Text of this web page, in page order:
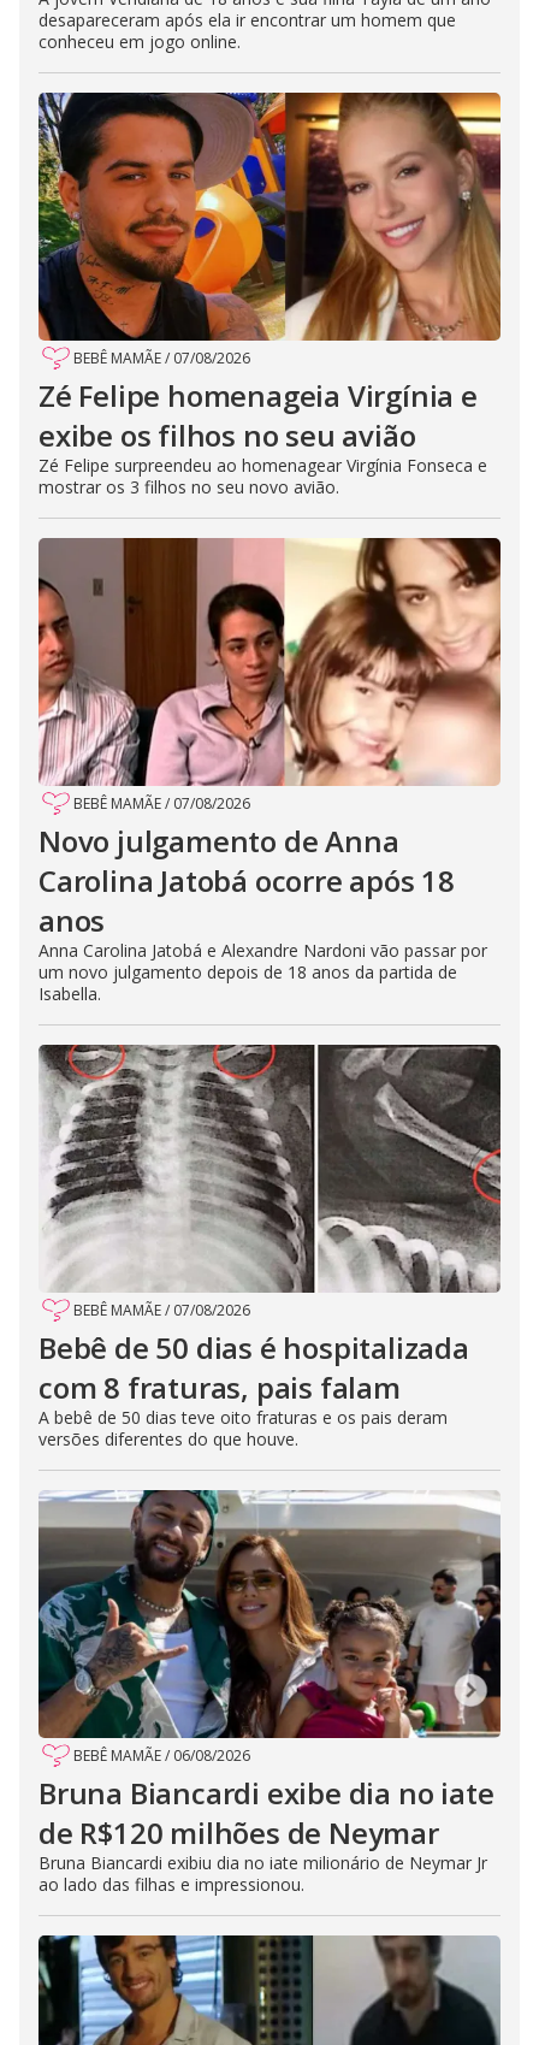
desapareceram após ela ir encontrar um homem que
conheceu em jogo online.
BEBÊ MAMÃE/ 07/08/2026
Zé Felipe homenageia Virgínia e
exibe os filhos no seu avião
Zé Felipe surpreendeu ao homenagear Virgínia Fonseca e
mostrar os 3 filhos no seu novo avião.
BEBÊ MAMÃE/ 07/08/2026
Novo julgamento de Anna
Carolina Jatobá ocorre após 18
anos
Anna Carolina Jatobá e Alexandre Nardoni vão passar por
um novo julgamento depois de 18 anos da partida de
Isabella.
BEBÊ MAMÃE/ 07/08/2026
Bebê de 50 dias é hospitalizada
com 8 fraturas, pais falam
A bebê de 50 dias teve oito fraturas e os pais deram
versões diferentes do que houve.
BEBÊ MAMÃE/ 06/08/2026
Bruna Biancardi exibe dia no iate
de R$120 milhões de Neymar
Bruna Biancardi exibiu dia no iate milionário de Neymar Jr
ao lado das filhas e impressionou.